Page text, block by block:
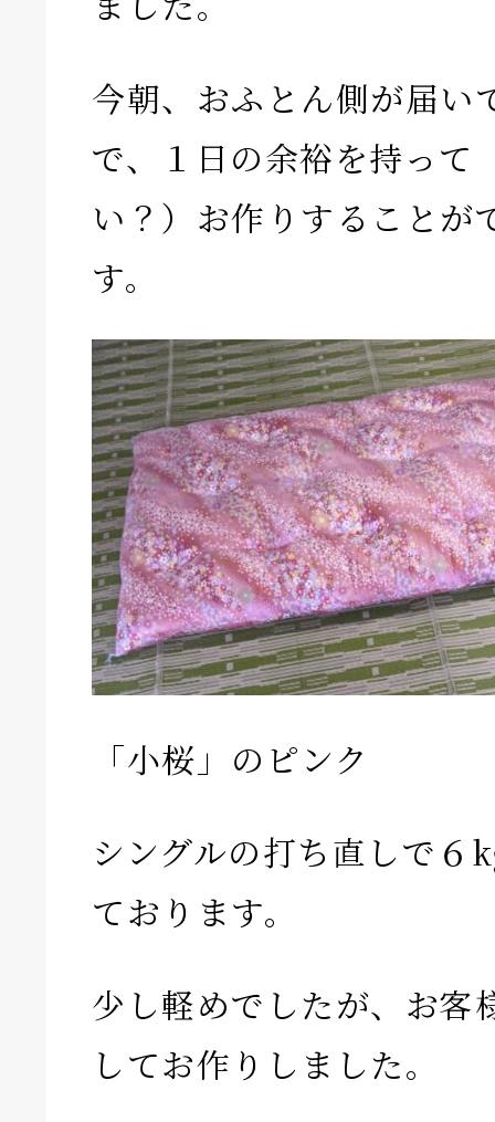
今朝、おふとん側が届い
で、１日の余裕を持って
い？）お作りすることが
す。
「小桜」のピンク
シングルの打ち直しで６
ております。
少し軽めでしたが、お客
してお作りしました。